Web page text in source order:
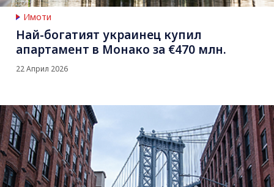
Имоти
Най-богатият украинец купил
апартамент в Монако за €470 млн.
22 Април 2026